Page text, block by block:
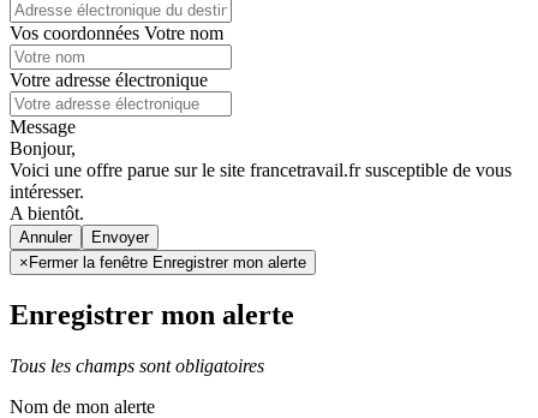
Vos coordonnées Votre nom
Votre adresse électronique
Message
Bonjour,
Voici une offre parue sur le site francetravail.fr susceptible de vous
intéresser.
A bientôt.
Annuler
× Fermer la fenêtre Enregistrer mon alerte
Enregistrer mon alerte
Tous les champs sont obligatoires
Nom de mon alerte